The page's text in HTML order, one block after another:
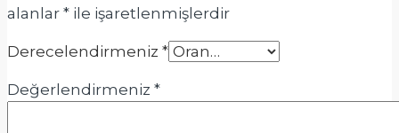
alanlar * ile işaretlenmişlerdir
Derecelendirmeniz *
Değerlendirmeniz *